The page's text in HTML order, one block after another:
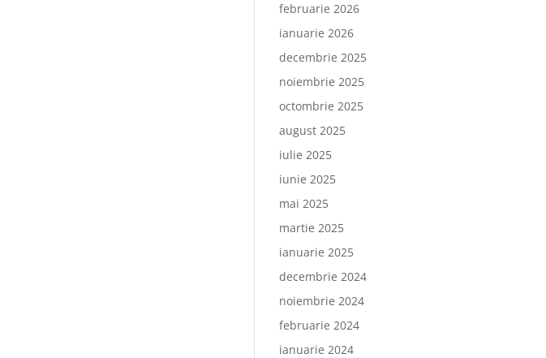
februarie 2026
ianuarie 2026
decembrie 2025
noiembrie 2025
octombrie 2025
august 2025
iulie 2025
iunie 2025
mai 2025
martie 2025
ianuarie 2025
decembrie 2024
noiembrie 2024
februarie 2024
ianuarie 2024